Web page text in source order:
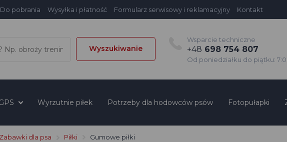
Do pobrania Wysyłka i płatność Formularz serwisowy i reklamacyjny Kontakt
Wyszukiwanie
Wsparcie techniczne
+48 698 754 807
Od poniedziałku do piątku:
Wyrzutnie piłek Potrzeby dla hodowców psów Fotopułapki
dla psa Piłki Gumowe piłki